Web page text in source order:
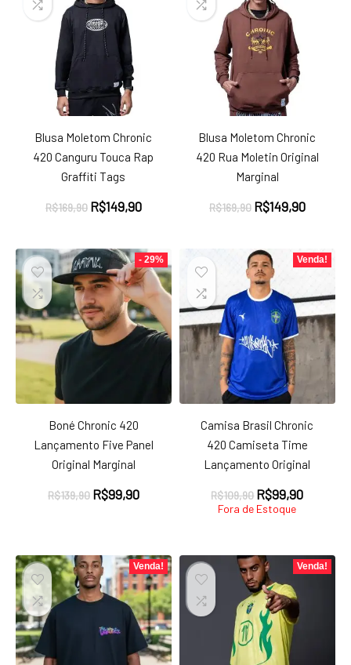
Blusa Moletom Chronic
420 Canguru Touca Rap
Graffiti Tags
R$169,90 O
era:
R$169,90.
R$149,90O
é:
R$149,90.
Blusa Moletom Chronic
420 Rua Moletin Original
Marginal
R$169,90 O
era:
R$169,90.
R$149,90O
é:
- 29%
Boné Chronic 420
Lançamento Five Panel
Original Marginal
R$139,90 O
R$139,90.
R$99,90O
R$99,90.
Venda!
Camisa Brasil Chronic
420 Camiseta Time
Lançamento Original
R$109,90 O
preço
R$109,90.
R$99,90O
Fora de Estoque
Venda! Venda!